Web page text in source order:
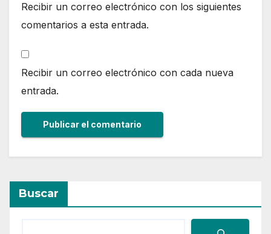
Recibir un correo electrónico con los siguientes
comentarios a esta entrada.
Recibir un correo electrónico con cada nueva
entrada.
Buscar